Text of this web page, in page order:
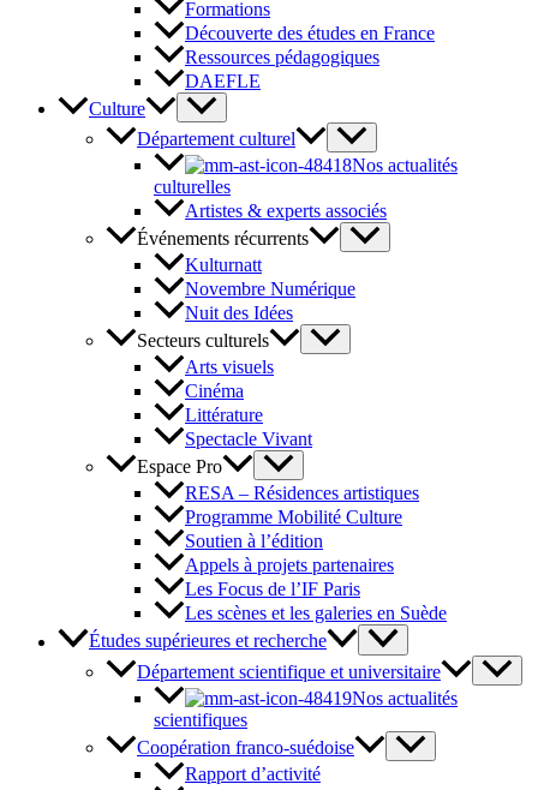
Formations
Découverte des études en France
Ressources pédagogiques
DAEFLE
Culture
Département culturel
Nos actualités
culturelles
Artistes & experts associés
Événements récurrents
Kulturnatt
Novembre Numérique
Nuit des Idées
Secteurs culturels
Arts visuels
Cinéma
Littérature
Spectacle Vivant
Espace Pro
RESA – Résidences artistiques
Programme Mobilité Culture
Soutien à l’édition
Appels à projets partenaires
Les Focus de l’IF Paris
Les scènes et les galeries en Suède
Études supérieures et recherche
Département scientifique et universitaire
Nos actualités
scientifiques
Coopération franco-suédoise
Rapport d’activité